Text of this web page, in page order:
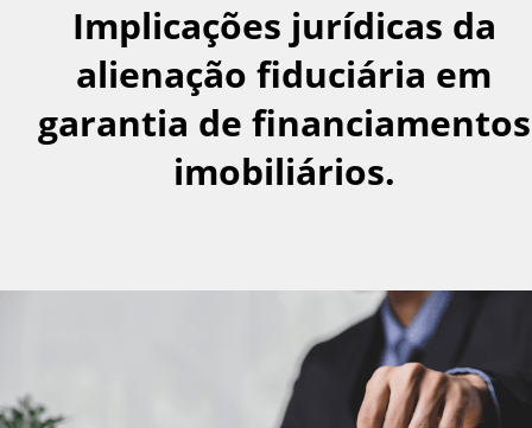
Implicações jurídicas da
alienação fiduciária em
garantia de financiamentos
imobiliários.